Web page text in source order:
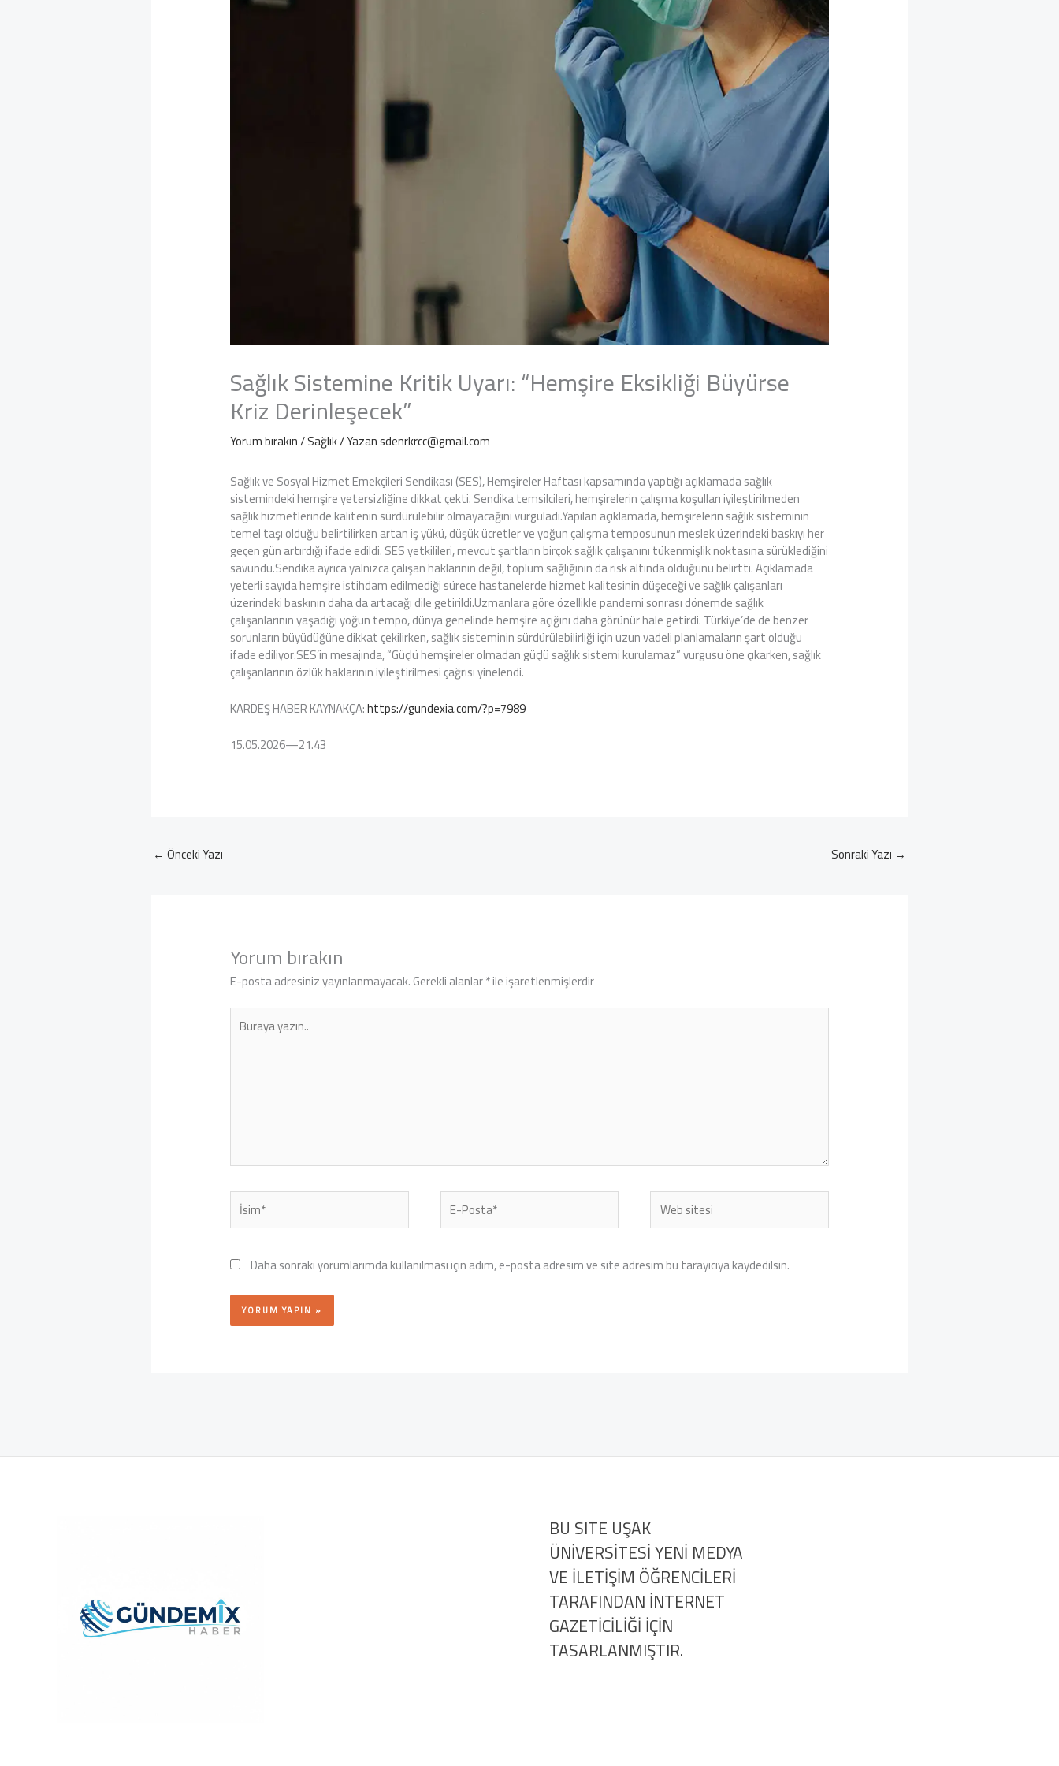
Sağlık Sistemine Kritik Uyarı: “Hemşire Eksikliği Büyürse
Kriz Derinleşecek”
Yorum bırakın/Sağlık/ Yazansdenrkrcc@gmail.com
Sağlık ve Sosyal Hizmet Emekçileri Sendikası (SES), Hemşireler Haftası kapsamında yaptığı açıklamada sağlık
sistemindeki hemşire yetersizliğine dikkat çekti. Sendika temsilcileri, hemşirelerin çalışma koşulları iyileştirilmeden
sağlık hizmetlerinde kalitenin sürdürülebilir olmayacağını vurguladı.Yapılan açıklamada, hemşirelerin sağlık sisteminin
temel taşı olduğu belirtilirken artan iş yükü, düşük ücretler ve yoğun çalışma temposunun meslek üzerindeki baskıyı her
geçen gün artırdığı ifade edildi. SES yetkilileri, mevcut şartların birçok sağlık çalışanını tükenmişlik noktasına sürüklediğini
savundu.Sendika ayrıca yalnızca çalışan haklarının değil, toplum sağlığının da risk altında olduğunu belirtti. Açıklamada
yeterli sayıda hemşire istihdam edilmediği sürece hastanelerde hizmet kalitesinin düşeceği ve sağlık çalışanları
üzerindeki baskının daha da artacağı dile getirildi.Uzmanlara göre özellikle pandemi sonrası dönemde sağlık
çalışanlarının yaşadığı yoğun tempo, dünya genelinde hemşire açığını daha görünür hale getirdi. Türkiye’de de benzer
sorunların büyüdüğüne dikkat çekilirken, sağlık sisteminin sürdürülebilirliği için uzun vadeli planlamaların şart olduğu
ifade ediliyor.SES’in mesajında, “Güçlü hemşireler olmadan güçlü sağlık sistemi kurulamaz” vurgusu öne çıkarken, sağlık
çalışanlarının özlük haklarının iyileştirilmesi çağrısı yinelendi.
KARDEŞ HABER KAYNAKÇA:https://gundexia.com/?p=7989
15.05.2026—21.43
← Önceki Yazı Sonraki Yazı →
Yorum bırakın
E-posta adresiniz yayınlanmayacak.Gerekli alanlar*ile işaretlenmişlerdir
Buraya
yazın..
İsim* E-
Posta*
Web
sitesi
Daha sonraki yorumlarımda kullanılması için adım, e-posta adresim ve site adresim bu tarayıcıya kaydedilsin.
BU SITE UŞAK
ÜNİVERSİTESİ YENİ MEDYA
VE İLETİŞİM ÖĞRENCİLERİ
TARAFINDAN İNTERNET
GAZETİCİLİĞİ İÇİN
TASARLANMIŞTIR.